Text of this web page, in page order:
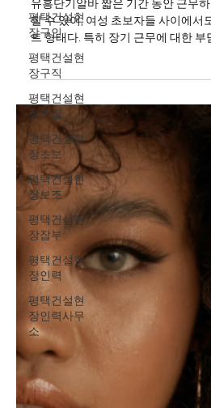
평택건설현
장구인
평택건설현
장구직
평택건설현
장모집
평택건설현
장초보
평택건설현
장보조
평택건설현
장잡부
평택건설현
장인력
평택건설현
장인력사무
소
유흥단기알바 짧은 기간 동안 근무하면서 비교적 빠른 수입을 기대
트 형태다. 특히 장기 근무에 대한 부
다는 점에서 처음 유흥알바를 고민
지로 여겨진다. 최근에는 단기 근무
면서, 단기유흥알바 초보자도 비교
이 만들어졌다. 단기유흥알바 구인
바를 선택하는 가장 큰 이유는 근무
단위로 근무가 가능해 “해보고 안
음으로 시작할 수 있다. 이는 경험이
장벽을 크게 낮춰준다. 또한 본업이
능해 단기 수입이 필요한 상황에서
알바의 수입 구조는 일반적인 시급
대비 보상